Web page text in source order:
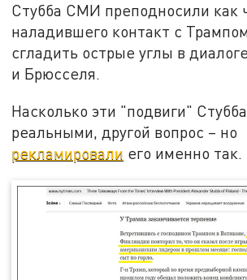
Стубба СМИ преподносили как
наладившего контакт с
сгладить острые углы в
и Брюсселя.
Насколько эти "подвиги"
реальными, другой вопрос – но
рекламировали его именно так.